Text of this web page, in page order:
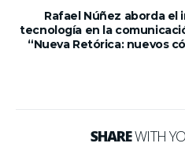
Rafael Núñez aborda el
tecnología en la
“Nueva Retórica: nuevos
SHAREWITH